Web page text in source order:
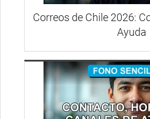
Correos de Chile 2026:
Ayuda